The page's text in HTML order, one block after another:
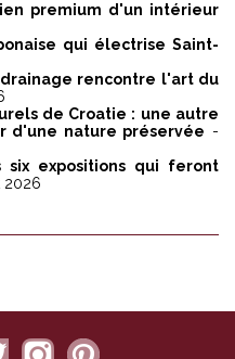
premium d'un intérieur
qui électrise Saint-
drainage rencontre l'art du
de Croatie : une autre
d'une nature préservée -
expositions qui feront
2026